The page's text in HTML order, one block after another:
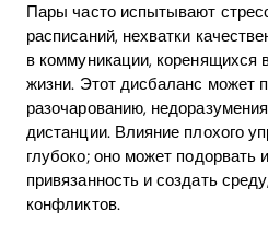
Пары часто испытывают
расписаний, нехватки
в коммуникации, коренящихся
жизни. Этот дисбаланс может
разочарованию,
дистанции. Влияние плохого
глубоко; оно может подорвать
привязанность и создать
конфликтов.